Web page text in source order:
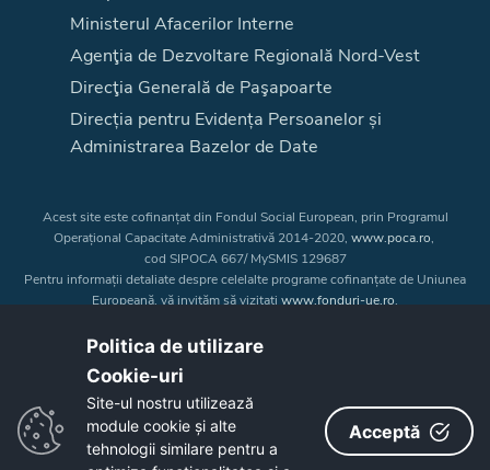
Ministerul Afacerilor Interne
Agenţia de Dezvoltare Regională Nord-Vest
Direcţia Generală de Paşapoarte
Direcția pentru Evidența Persoanelor și
Administrarea Bazelor de Date
Acest site este cofinanțat din Fondul Social European, prin Programul
Operațional Capacitate Administrativă 2014-2020, www.poca.ro,
cod SIPOCA 667/ MySMIS 129687
Pentru informații detaliate despre celelalte programe cofinanțate de Uniunea
Europeană, vă invităm să vizitați www.fonduri-ue.ro.
a Uniunii Europene. Întreaga responsabilitate asupra
Copyright © 2026 - Consiliul Judeţean Bistrița-Năsăud
Politica de utilizare
Cookie-uri‎
Site-ul nostru utilizează
module cookie și alte
tehnologii similare pentru a
Acceptă